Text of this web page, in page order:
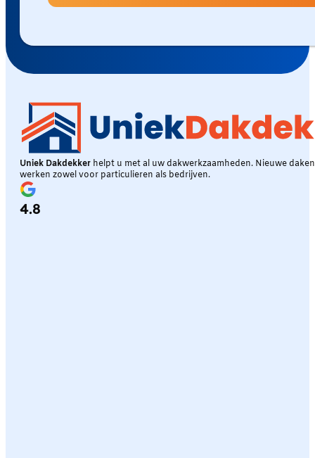
Uniek Dakdekker helpt u met al uw dakwerkzaamheden. Nieuwe
werken zowel voor particulieren als bedrijven.
4.8